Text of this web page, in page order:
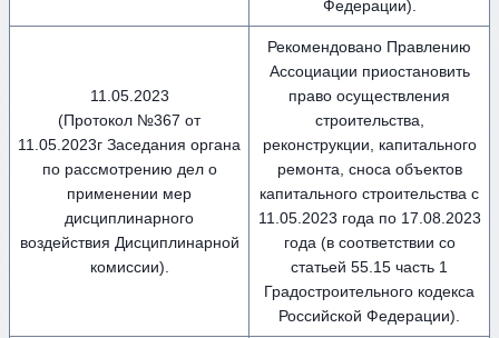
Федерации).
11.05.2023
(Протокол №367 от
11.05.2023г Заседания органа
по рассмотрению дел о
применении мер
дисциплинарного
воздействия Дисциплинарной
комиссии).
Рекомендовано Правлению
Ассоциации приостановить
право осуществления
строительства,
реконструкции, капитального
ремонта, сноса объектов
капитального строительства с
11.05.2023 года по 17.08.2023
года (в соответствии со
статьей 55.15 часть 1
Градостроительного кодекса
Российской Федерации).